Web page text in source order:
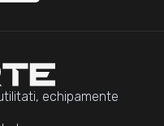
echipamente